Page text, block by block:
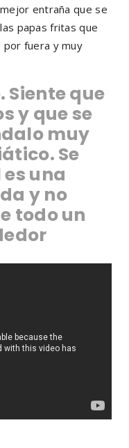
entraña que se
papas fritas que
por fuera y muy
Siente que
y que se
muy
Se
una
y no
todo un